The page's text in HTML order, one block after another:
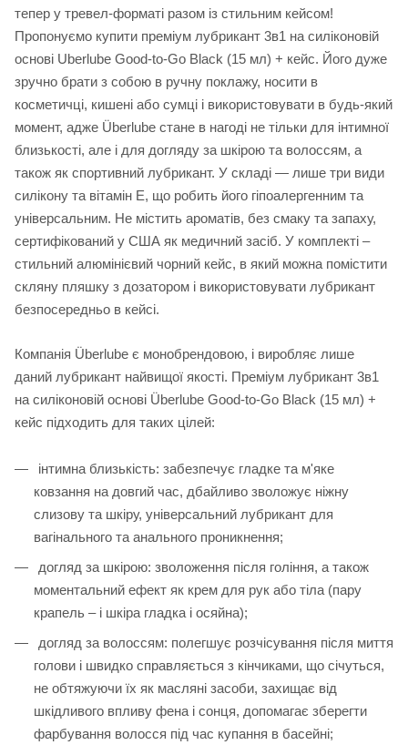
тепер у тревел-форматі разом із стильним кейсом!
Пропонуємо купити преміум лубрикант 3в1 на силіконовій
основі Uberlube Good-to-Go Black (15 мл) + кейс. Його дуже
зручно брати з собою в ручну поклажу, носити в
косметичці, кишені або сумці і використовувати в будь-який
момент, адже Überlube стане в нагоді не тільки для інтимної
близькості, але і для догляду за шкірою та волоссям, а
також як спортивний лубрикант. У складі — лише три види
силікону та вітамін Е, що робить його гіпоалергенним та
універсальним. Не містить ароматів, без смаку та запаху,
сертифікований у США як медичний засіб. У комплекті –
стильний алюмінієвий чорний кейс, в який можна помістити
скляну пляшку з дозатором і використовувати лубрикант
безпосередньо в кейсі.
Компанія Überlube є монобрендовою, і виробляє лише
даний лубрикант найвищої якості. Преміум лубрикант 3в1
на силіконовій основі Überlube Good-to-Go Black (15 мл) +
кейс підходить для таких цілей:
інтимна близькість: забезпечує гладке та м'яке
ковзання на довгий час, дбайливо зволожує ніжну
слизову та шкіру, універсальний лубрикант для
вагінального та анального проникнення;
догляд за шкірою: зволоження після гоління, а також
моментальний ефект як крем для рук або тіла (пару
крапель – і шкіра гладка і осяйна);
догляд за волоссям: полегшує розчісування після миття
голови і швидко справляється з кінчиками, що січуться,
не обтяжуючи їх як масляні засоби, захищає від
шкідливого впливу фена і сонця, допомагає зберегти
фарбування волосся під час купання в басейні;